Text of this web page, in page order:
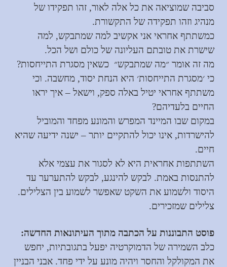
סביבה שמוציאה את כל אלה לאור, זהו תפקידו של
מנהיג וזהו תפקידה של התקשורת.
כמשתתף אחראי אני אקשיב למה שמתבקש, למה
שישרת את טובתם העליונה של כולם ושל הכל.
מה זה אומר ״מה שמתבקש״ כשאין מסגרת התייחסות?
כי ׳מסגרת התייחסות׳ היא הנחת יסוד, מחשבה. וכי
משתתף אחראי יטיל באלה ספק, וישאל – איך יראו
החיים בלעדיהם?
במקום שבו המיינד המפרש והמונע מפחד והמוביל
להישרדות, אינו יכול להתקיים יותר – ישנה ידיעה שהיא
חיים.
השתתפות אחראית היא לא לסגור את עצמי אלא
להתנסות באמת. לבקש להינגע, לבקש להתערער עד
היסוד ולשמוע את השקט שאפשר לשמוע בין הצלילים.
צלילים שמזכירים.
פוסט התבוננות על הכתבה מתוך העיתונאות החדשה:
כלב השמירה של הדמוקרטיה יפעל בתגובתיות, יחפש
את המקולקל והחסר ויהיה מונע על ידי פחד. אבני הבניין